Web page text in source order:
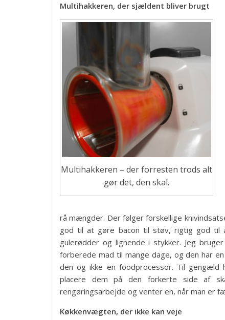
Multihakkeren, der sjældent bliver brugt
Multihakkeren – der forresten trods alt
gør det, den skal.
rå mængder. Der følger forskellige
god til at gøre bacon til støv, rigtig god til
gulerødder og lignende i stykker. Jeg
forberede mad til mange dage, og den har
den og ikke en foodprocessor. Til
placere dem på den forkerte side af
rengøringsarbejde og venter en, når man er
Køkkenvægten, der ikke kan veje